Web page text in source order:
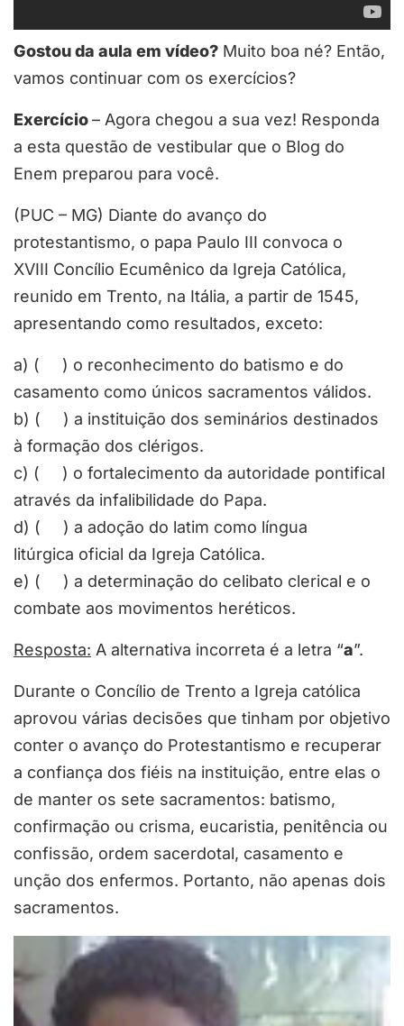
Gostou da aula em vídeo? Muito boa né? Então,
vamos continuar com os exercícios?
Exercício– Agora chegou a sua vez! Responda
a esta questão de vestibular que o Blog do
Enem preparou para você.
(PUC – MG) Diante do avanço do
protestantismo, o papa Paulo III convoca o
XVIII Concílio Ecumênico da Igreja Católica,
reunido em Trento, na Itália, a partir de 1545,
apresentando como resultados, exceto:
a) ( ) o reconhecimento do batismo e do
casamento como únicos sacramentos válidos.
b) ( ) a instituição dos seminários destinados
à formação dos clérigos.
c) ( ) o fortalecimento da autoridade pontifical
através da infalibilidade do Papa.
d) ( ) a adoção do latim como língua
litúrgica oficial da Igreja Católica.
e) ( ) a determinação do celibato clerical e o
combate aos movimentos heréticos.
Resposta: A alternativa incorreta é a letra “a”.
Durante o Concílio de Trento a Igreja católica
aprovou várias decisões que tinham por objetivo
conter o avanço do Protestantismo e recuperar
a confiança dos fiéis na instituição, entre elas o
de manter os sete sacramentos: batismo,
confirmação ou crisma, eucaristia, penitência ou
confissão, ordem sacerdotal, casamento e
unção dos enfermos. Portanto, não apenas dois
sacramentos.